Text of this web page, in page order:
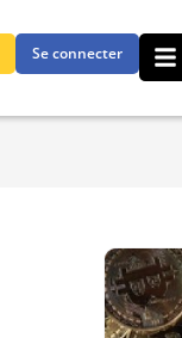
Se connecter